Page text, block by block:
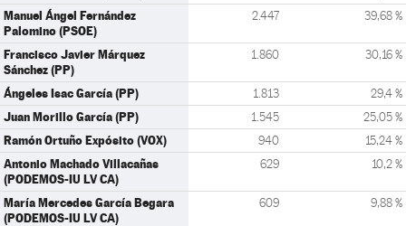
Manuel Ángel Fernández
Palomino (PSOE)
2.447 39,68 %
Francisco Javier Márquez
Sánchez (PP)
1.860 30,16 %
Ángeles Isac García (PP) 1.813 29,4 %
Juan Morillo García (PP) 1.545 25,05 %
Ramón Ortuño Expósito (VOX) 940 15,24 %
Antonio Machado Villacañas
(PODEMOS-IU LV CA)
629 10,2 %
María Mercedes García Begara
(PODEMOS-IU LV CA)
609 9,88 %